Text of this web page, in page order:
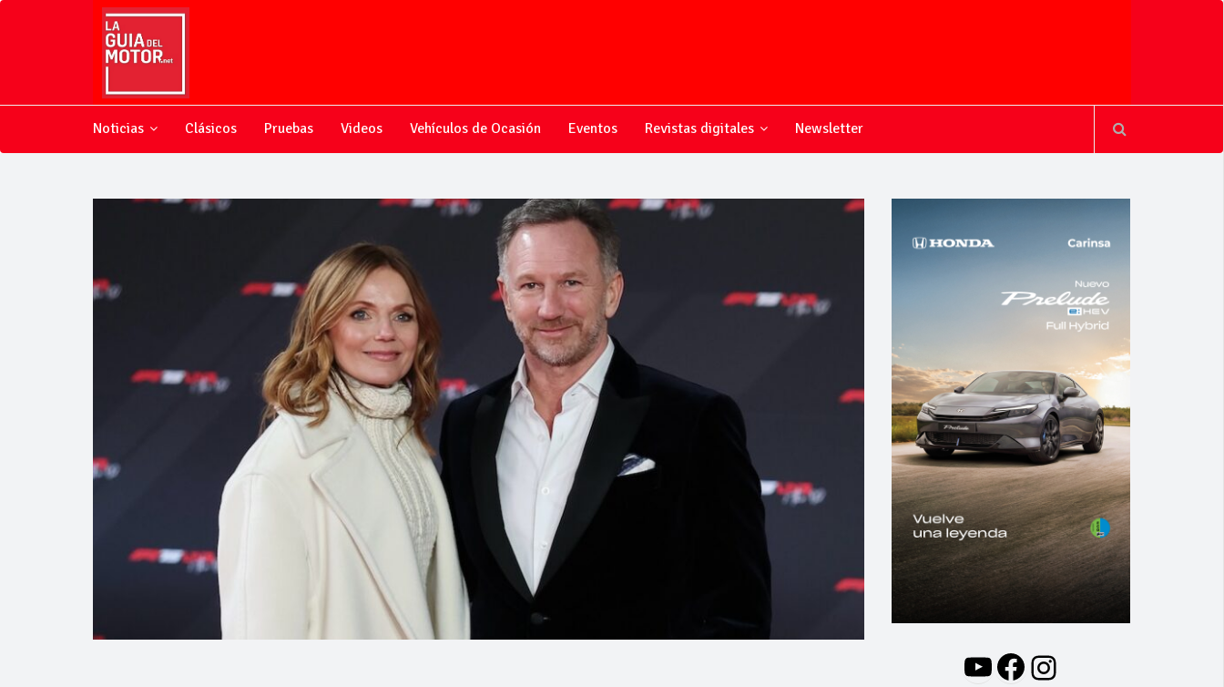
Noticias Clásicos Pruebas Videos Vehículos de Ocasión Eventos Revistas digitales Newsletter
YouTube
Facebook
Instagram